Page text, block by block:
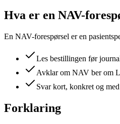
Hva er en NAV-
En NAV-forespørsel er en
Les bestillingen før
Avklar om NAV ber om
Svar kort, konkret og
Forklaring